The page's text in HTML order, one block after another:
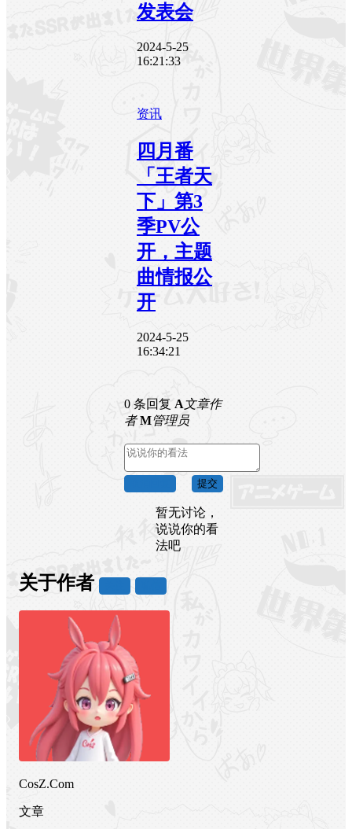
发表会
2024-5-25
16:21:33
资讯
四月番
「王者天
下」第3
季PV公
开，主题
曲情报公
开
2024-5-25
16:34:21
0 条回复 A文章作
者 M管理员
提交
暂无讨论，
说说你的看
法吧
关于作者
CosZ.Com
文章